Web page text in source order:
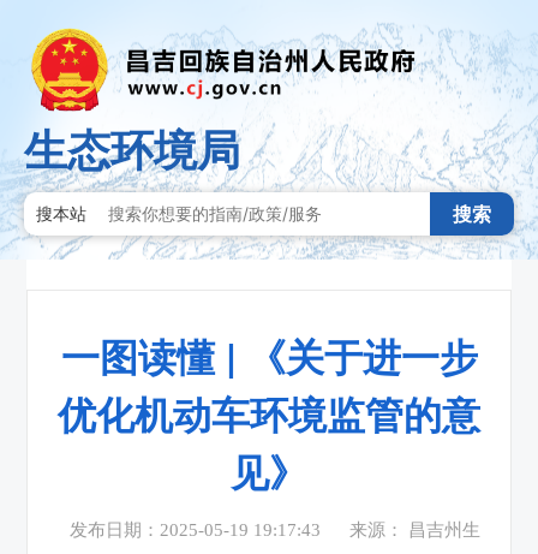
生态环境局
搜本站 搜索
一图读懂 | 《关于进一步
优化机动车环境监管的意
见》
发布日期：2025-05-19 19:17:43
来源： 昌吉州生